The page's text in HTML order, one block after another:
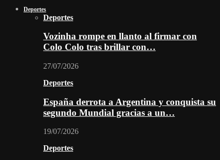
Deportes
Deportes
Vozinha rompe en llanto al firmar con
Colo Colo tras brillar con…
27/07/2026
Deportes
España derrota a Argentina y conquista su
segundo Mundial gracias a un…
19/07/2026
Deportes